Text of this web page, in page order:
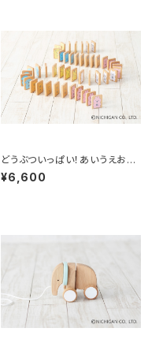
どうぶついっぱい！あいうえおド
ミノ
¥6,600